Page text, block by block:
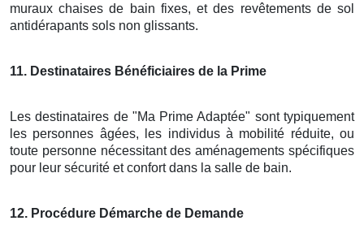
muraux chaises de bain fixes, et des revêtements de sol
antidérapants sols non glissants.
11. Destinataires Bénéficiaires de la Prime
Les destinataires de "Ma Prime Adaptée" sont typiquement
les personnes âgées, les individus à mobilité réduite, ou
toute personne nécessitant des aménagements spécifiques
pour leur sécurité et confort dans la salle de bain.
12. Procédure Démarche de Demande